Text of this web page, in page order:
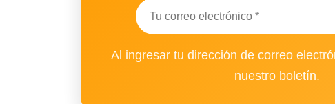
Al ingresar tu dirección de correo
nuestro boletín.